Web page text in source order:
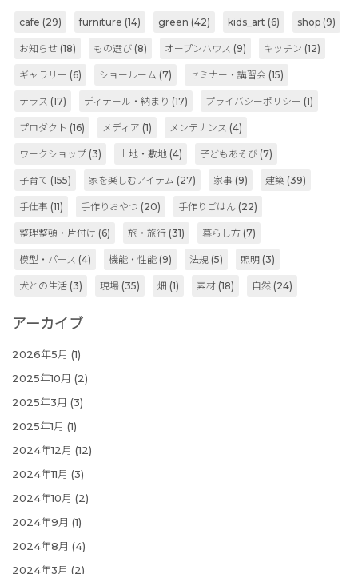
cafe (29) furniture (14) green (42) kids_art (6) shop (9)
お知らせ (18) もの選び (8) オープンハウス (9) キッチン (12)
ギャラリー (6) ショールーム (7) セミナー・講習会 (15)
テラス (17) ディテール・納まり (17) プライバシーポリシー (1)
プロダクト (16) メディア (1) メンテナンス (4)
ワークショップ (3) 土地・敷地 (4) 子どもあそび (7)
子育て (155) 家を楽しむアイテム (27) 家事 (9) 建築 (39)
手仕事 (11) 手作りおやつ (20) 手作りごはん (22)
整理整頓・片付け (6) 旅・旅行 (31) 暮らし方 (7)
模型・パース (4) 機能・性能 (9) 法規 (5) 照明 (3)
犬との生活 (3) 現場 (35) 畑 (1) 素材 (18) 自然 (24)
アーカイブ
2026年5月 (1)
2025年10月 (2)
2025年3月 (3)
2025年1月 (1)
2024年12月 (12)
2024年11月 (3)
2024年10月 (2)
2024年9月 (1)
2024年8月 (4)
2024年3月 (2)